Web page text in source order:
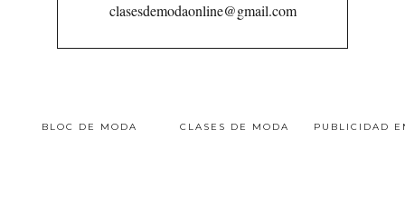
clasesdemodaonline@gmail.com
BLOC DE MODA CLASES DE MODA PUBLICIDAD